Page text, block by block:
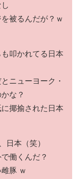
被るんだが？ｗ
叩かれてる日本
ニューヨーク・
な？
揶揄された日本
日本（笑）
働くんだ？
豚 ｗ